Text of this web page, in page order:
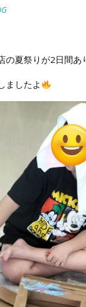
の夏祭りが2日間あ
ましたよ